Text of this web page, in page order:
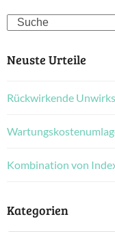
Search
Neuste Urteile
Rückwirkende
Kombination von
Kategorien